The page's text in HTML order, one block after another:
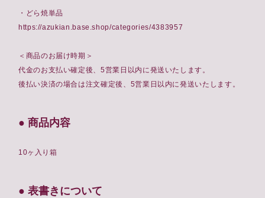
・どら焼単品
https://azukian.base.shop/categories/4383957
＜商品のお届け時期＞
代金のお支払い確定後、5営業日以内に発送いたします。
後払い決済の場合は注文確定後、5営業日以内に発送いたします。
● 商品内容
10ヶ入り箱
● 表書きについて